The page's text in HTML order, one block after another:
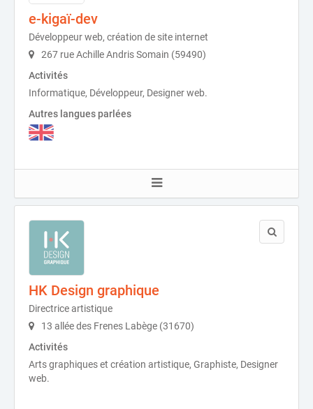
e-kigaï-dev
Développeur web, création de site internet
267 rue Achille Andris Somain (59490)
Activités
Informatique, Développeur, Designer web.
Autres langues parlées
HK Design graphique
Directrice artistique
13 allée des Frenes Labège (31670)
Activités
Arts graphiques et création artistique, Graphiste, Designer
web.